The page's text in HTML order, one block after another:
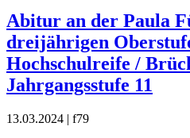
Abitur an der Paula
dreijährigen
Hochschulreife /
Jahrgangsstufe 11
13.03.2024 | f79